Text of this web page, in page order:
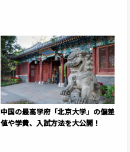
中国の最高学府「北京大学」の偏差
値や学費、入試方法を大公開！